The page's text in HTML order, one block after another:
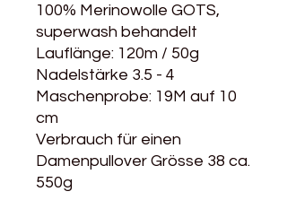
100% Merinowolle GOTS,
superwash behandelt
Lauflänge: 120m / 50g
Nadelstärke 3.5 - 4
Maschenprobe: 19M auf 10
cm
Verbrauch für einen
Damenpullover Grösse 38 ca.
550g